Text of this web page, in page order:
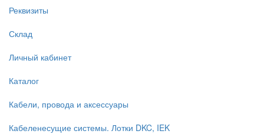
Реквизиты
Склад
Личный кабинет
Каталог
Кабели, провода и аксессуары
Кабеленесущие системы. Лотки DKC, IEK